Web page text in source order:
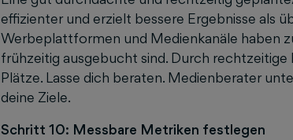
effizienter und erzielt bessere Ergebnisse als
Werbeplattformen und Medienkanäle haben
frühzeitig ausgebucht sind. Durch
Plätze. Lasse dich beraten. Medienberater
deine Ziele.
Schritt 10: Messbare Metriken festlegen